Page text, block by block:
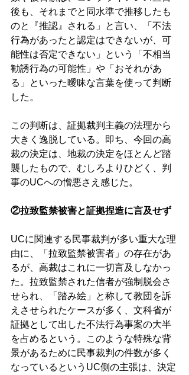
後も、それまでと同水準で推移したも
のと『推認』される」と言い、「不法
行為があったと認定はできないが、可
能性は否定できない」という「不相当
勧誘行為の可能性」や「おそれがあ
る」といった曖昧な言葉を使って判断
した。
この判断は、証拠裁判主義の法理から
大きく逸脱している。即ち、今回の高
裁の決定は、地裁の決定をほとんど踏
襲したもので、むしろよりひどく、判
事のUCへの憎悪さえ感じた。
②拉致監禁被害と証拠捏造に言及せず
UCに関連する民事裁判が多い重大な理
由に、「拉致監禁被害者」の存在があ
るが、高裁はこれに一切言及しなかっ
た。拉致監禁された信者が強制脱会さ
せられ、「踏み絵」と称して教団を訴
えさせられたケースが多く、文科省が
証拠として出した不法行為事案の大半
を占めるという。このような特殊な背
景があるために民事裁判の件数が多く
なっているというUC側の主張は、決定